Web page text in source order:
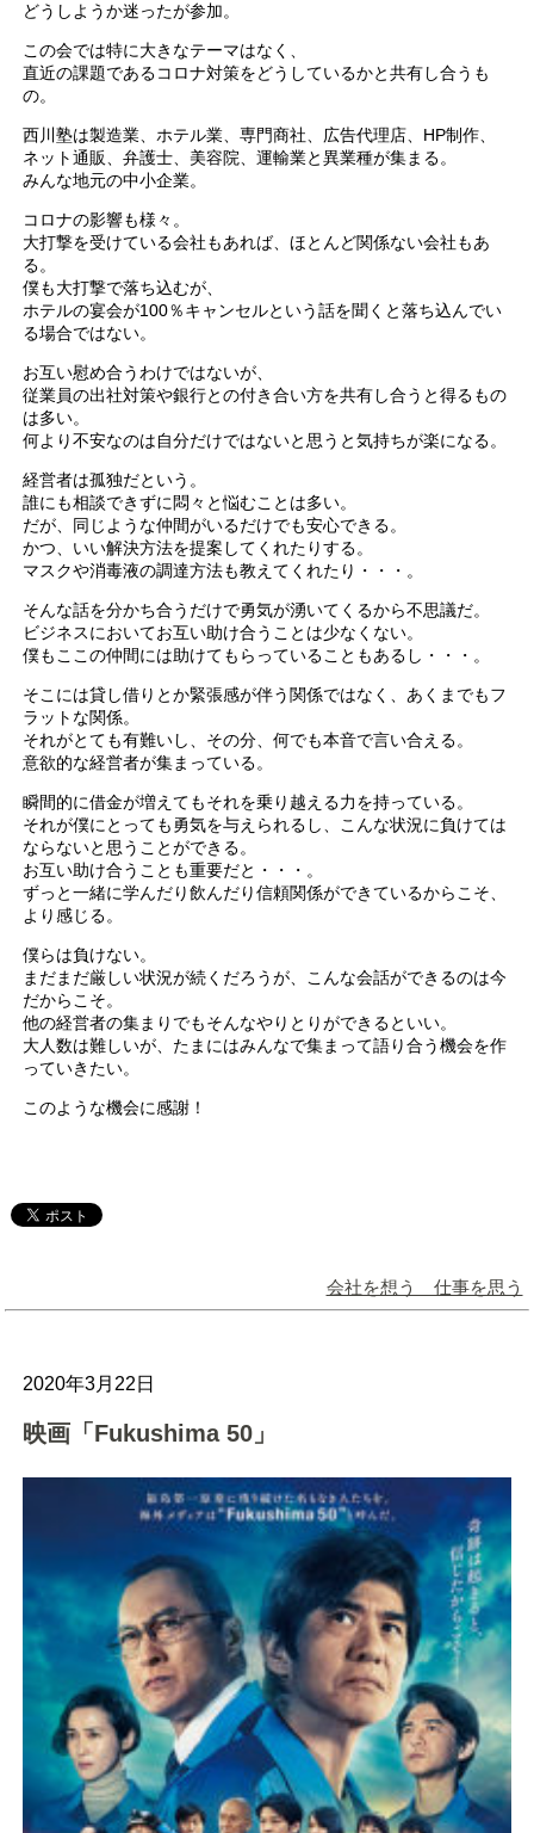
どうしようか迷ったが参加。
この会では特に大きなテーマはなく、
直近の課題であるコロナ対策をどうしているかと共有し合うも
の。
西川塾は製造業、ホテル業、専門商社、広告代理店、HP制作、
ネット通販、弁護士、美容院、運輸業と異業種が集まる。
みんな地元の中小企業。
コロナの影響も様々。
大打撃を受けている会社もあれば、ほとんど関係ない会社もあ
る。
僕も大打撃で落ち込むが、
ホテルの宴会が100％キャンセルという話を聞くと落ち込んでい
る場合ではない。
お互い慰め合うわけではないが、
従業員の出社対策や銀行との付き合い方を共有し合うと得るもの
は多い。
何より不安なのは自分だけではないと思うと気持ちが楽になる。
経営者は孤独だという。
誰にも相談できずに悶々と悩むことは多い。
だが、同じような仲間がいるだけでも安心できる。
かつ、いい解決方法を提案してくれたりする。
マスクや消毒液の調達方法も教えてくれたり・・・。
そんな話を分かち合うだけで勇気が湧いてくるから不思議だ。
ビジネスにおいてお互い助け合うことは少なくない。
僕もここの仲間には助けてもらっていることもあるし・・・。
そこには貸し借りとか緊張感が伴う関係ではなく、あくまでもフ
ラットな関係。
それがとても有難いし、その分、何でも本音で言い合える。
意欲的な経営者が集まっている。
瞬間的に借金が増えてもそれを乗り越える力を持っている。
それが僕にとっても勇気を与えられるし、こんな状況に負けては
ならないと思うことができる。
お互い助け合うことも重要だと・・・。
ずっと一緒に学んだり飲んだり信頼関係ができているからこそ、
より感じる。
僕らは負けない。
まだまだ厳しい状況が続くだろうが、こんな会話ができるのは今
だからこそ。
他の経営者の集まりでもそんなやりとりができるといい。
大人数は難しいが、たまにはみんなで集まって語り合う機会を作
っていきたい。
このような機会に感謝！
会社を想う 仕事を思う
2020年3月22日
映画「Fukushima 50」